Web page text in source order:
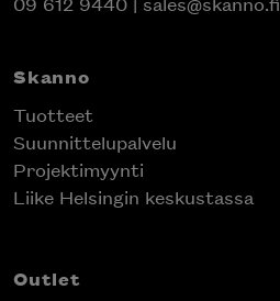
Skanno
Tuotteet
Suunnittelupalvelu
Projektimyynti
Liike Helsingin keskustassa
Outlet